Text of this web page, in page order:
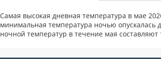
Самая высокая дневная температура в мае
минимальная температура ночью опускалась
ночной температур в течение мая составляют